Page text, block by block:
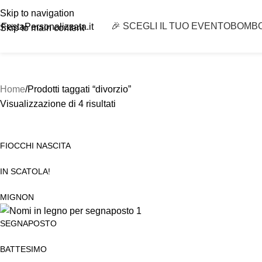
Skip to navigation
Skip to main content
FestaPersonalizzata.it 🎉 SCEGLI IL TUO EVENTO
Home Prodotti taggati “divorzio”
Visualizzazione di 4 risultati
FIOCCHI NASCITA
IN SCATOLA!
MIGNON
SEGNAPOSTO
BATTESIMO